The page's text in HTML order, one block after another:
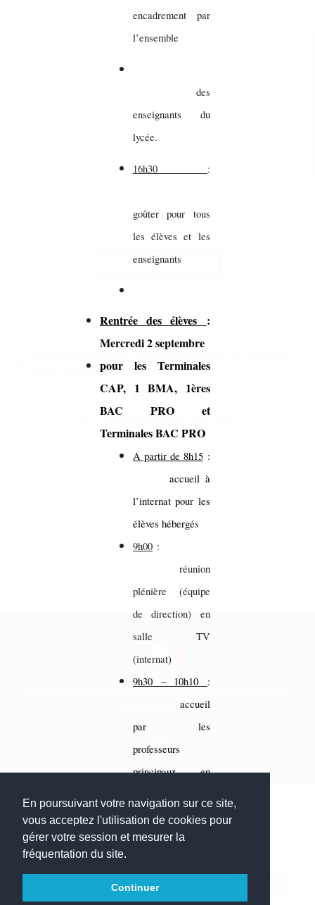
En poursuivant votre navigation sur ce site,
vous acceptez l'utilisation de cookies pour
gérer votre session et mesurer la
fréquentation du site.
Continuer
encadrement par
l’ensemble
des
enseignants du
lycée.
16h30 :
goûter pour tous
les élèves et les
enseignants
Rentrée des élèves :
Mercredi 2 septembre
pour les Terminales
CAP, 1 BMA, 1ères
BAC PRO et
Terminales BAC PRO
A partir de 8h15:
accueil à
l’internat pour les
élèves hébergés
9h00 :
réunion
plénière (équipe
de direction) en
salle TV
(internat)
9h30 – 10h10 :
accueil
par les
professeurs
principaux en
12h20:
Mise en place des
exclusives du traitement de ma demande de contact.
ENVOYER LE MESSAGE
22800 Quintin
02.96.74.86.26
ce.0220075M@ac-rennes.fr
INNOVATIONS™